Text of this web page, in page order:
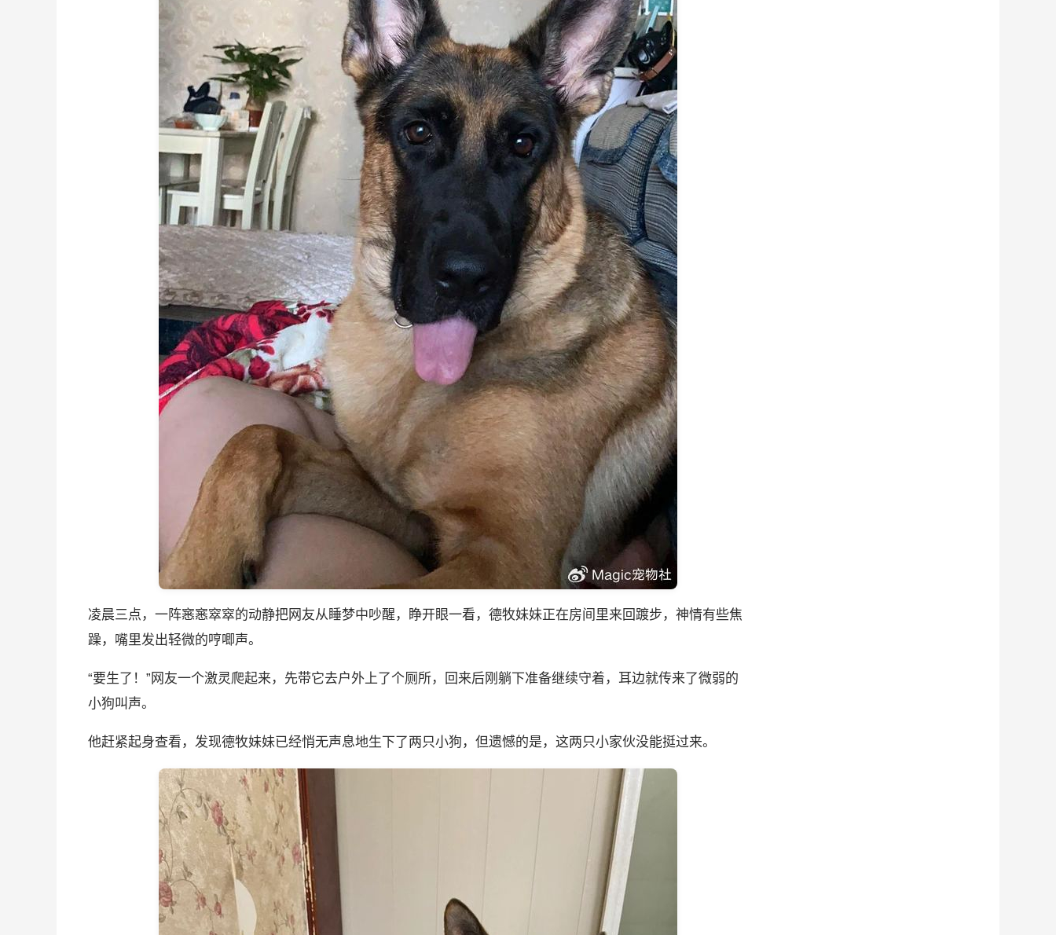
凌晨三点，一阵窸窸窣窣的动静把网友从睡梦中吵醒，睁开眼一看，德牧妹妹正在房间里来回踱步，神情有些焦
躁，嘴里发出轻微的哼唧声。
“要生了！”网友一个激灵爬起来，先带它去户外上了个厕所，回来后刚躺下准备继续守着，耳边就传来了微弱的
小狗叫声。
他赶紧起身查看，发现德牧妹妹已经悄无声息地生下了两只小狗，但遗憾的是，这两只小家伙没能挺过来。